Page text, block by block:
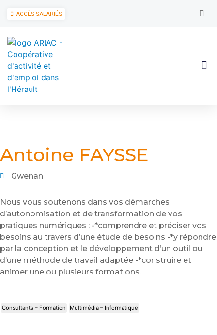
ACCÈS SALARIÉS
Antoine FAYSSE
Gwenan
Nous vous soutenons dans vos démarches
d’autonomisation et de transformation de vos
pratiques numériques : -*comprendre et préciser vos
besoins au travers d’une étude de besoins -*y répondre
par la conception et le développement d’un outil ou
d’une méthode de travail adaptée -*construire et
animer une ou plusieurs formations.
Consultants – Formation Multimédia – Informatique